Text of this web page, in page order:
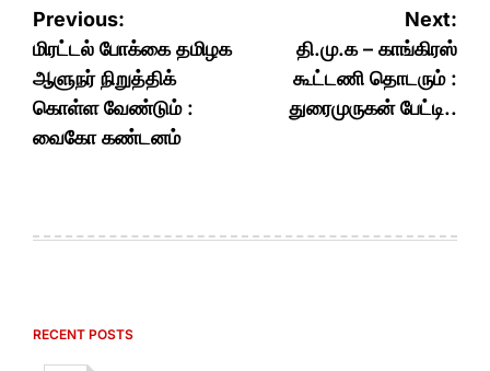
Post
navigation
Previous:
மிரட்டல் போக்கை தமிழக
ஆளுநர் நிறுத்திக்
கொள்ள வேண்டும் :
வைகோ கண்டனம்
Next:
தி.மு.க – காங்கிரஸ்
கூட்டணி தொடரும் :
துரைமுருகன் பேட்டி..
RECENT POSTS